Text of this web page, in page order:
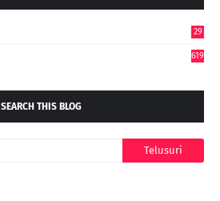
29
619
SEARCH THIS BLOG